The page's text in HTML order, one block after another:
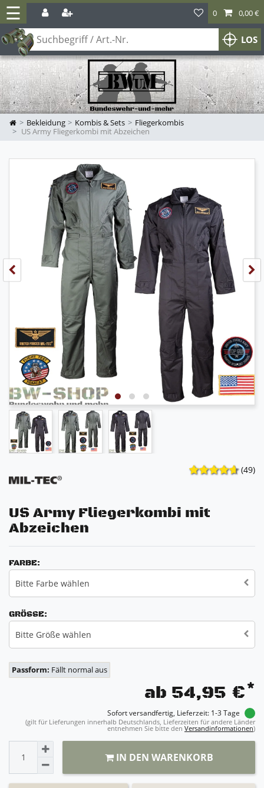
☰
LOS
0 0,00 €
Bekleidung Kombis & Sets
Fliegerkombis
US Army Fliegerkombi mit Abzeichen
(49)
US Army Fliegerkombi mit
Abzeichen
FARBE:
Bitte Farbe wählen
GRÖSSE:
Bitte Größe wählen
Passform: Fällt normal aus
ab 54,95 €*
Sofort versandfertig, Lieferzeit: 1-3 Tage
(gilt für Lieferungen innerhalb Deutschlands, Lieferzeiten für andere Länder
entnehmen Sie bitte den Versandinformationen)
IN DEN WARENKORB